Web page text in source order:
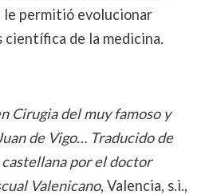
le permitió evolucionar
científica de la medicina.
Cirugia del muy famoso y
de Vigo… Traducido de
por el doctor
Valenicano, Valencia, s.i.,